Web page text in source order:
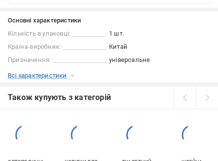
Основні характеристики
Кількість в упаковці:
1 шт.
Країна-виробник:
Китай
Призначення:
універсальне
Всі характеристики
Також купують з категорій